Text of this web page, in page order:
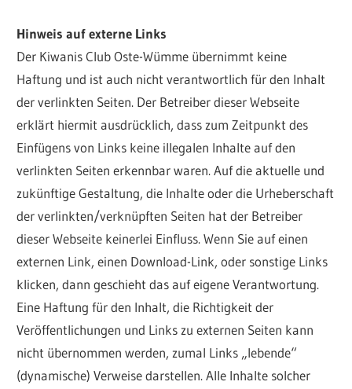
Hinweis auf externe Links
Der Kiwanis Club Oste-Wümme übernimmt keine
Haftung und ist auch nicht verantwortlich für den Inhalt
der verlinkten Seiten. Der Betreiber dieser Webseite
erklärt hiermit ausdrücklich, dass zum Zeitpunkt des
Einfügens von Links keine illegalen Inhalte auf den
verlinkten Seiten erkennbar waren. Auf die aktuelle und
zukünftige Gestaltung, die Inhalte oder die Urheberschaft
der verlinkten/verknüpften Seiten hat der Betreiber
dieser Webseite keinerlei Einfluss. Wenn Sie auf einen
externen Link, einen Download-Link, oder sonstige Links
klicken, dann geschieht das auf eigene Verantwortung.
Eine Haftung für den Inhalt, die Richtigkeit der
Veröffentlichungen und Links zu externen Seiten kann
nicht übernommen werden, zumal Links „lebende“
(dynamische) Verweise darstellen. Alle Inhalte solcher